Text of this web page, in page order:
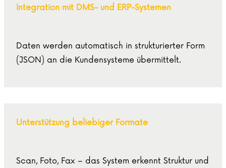
Integration mit DMS- und ERP-Systemen
Daten werden automatisch in strukturierter Form
(JSON) an die Kundensysteme übermittelt.
Unterstützung beliebiger Formate
Scan, Foto, Fax – das System erkennt Struktur und